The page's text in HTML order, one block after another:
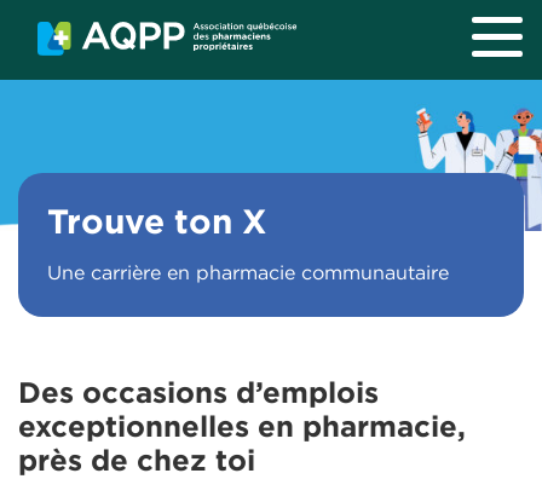
Trouve ton X
Une carrière en pharmacie communautaire
Des occasions d’emplois
exceptionnelles en pharmacie,
près de chez toi